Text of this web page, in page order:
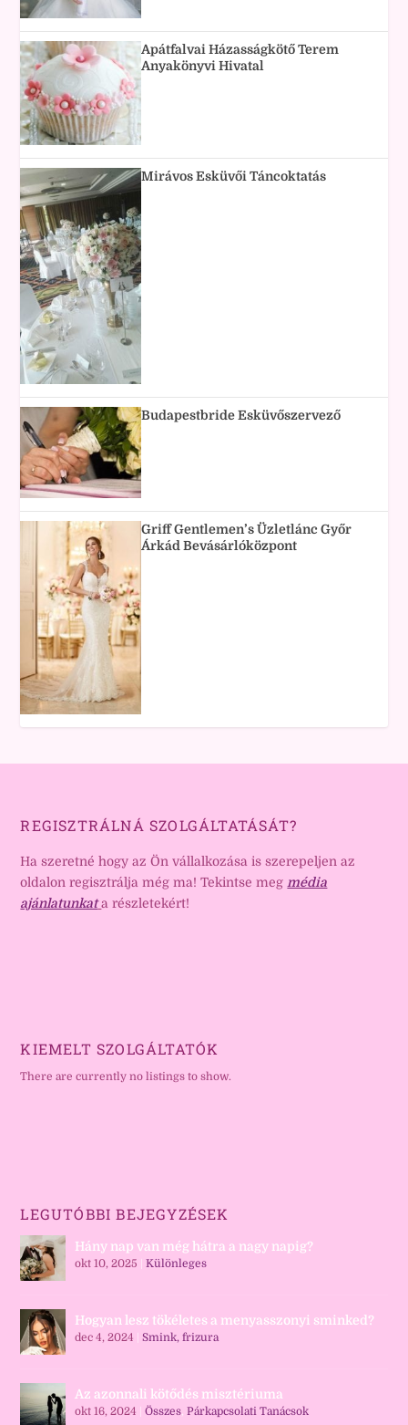
Apátfalvai Házasságkötő Terem
Anyakönyvi Hivatal
Mirávos Esküvői Táncoktatás
Budapestbride Esküvőszervező
Griff Gentlemen’s Üzletlánc Győr
Árkád Bevásárlóközpont
REGISZTRÁLNÁ SZOLGÁLTATÁSÁT?
Ha szeretné hogy az Ön vállalkozása is szerepeljen az
oldalon regisztrálja még ma! Tekintse meg média
ajánlatunkat a részletekért!
KIEMELT SZOLGÁLTATÓK
There are currently no listings to show.
LEGUTÓBBI BEJEGYZÉSEK
Hány nap van még hátra a nagy napig?
okt 10, 2025 |Különleges
Hogyan lesz tökéletes a menyasszonyi sminked?
dec 4, 2024 |Smink, frizura
Az azonnali kötődés misztériuma
okt 16, 2024 |Összes ,Párkapcsolati Tanácsok